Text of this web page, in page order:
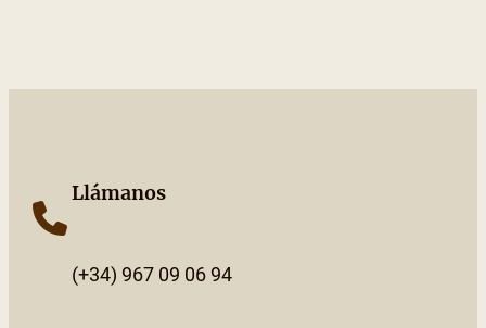
Llámanos
(+34) 967 09 06 94